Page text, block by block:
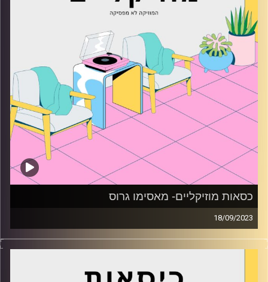
כסאות מוזיקליים- מאסימו גרוס
18/09/2023
כסאות מוזיקליים עם מאסימו גרוס